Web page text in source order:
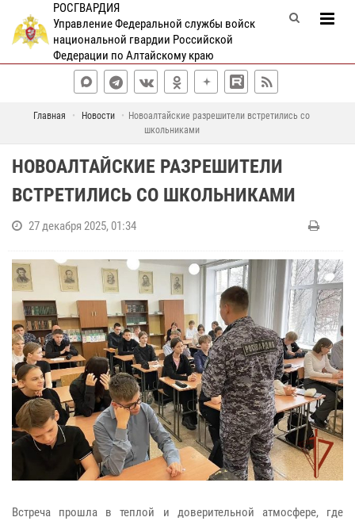
РОСГВАРДИЯ
Управление Федеральной службы войск
национальной гвардии Российской
Федерации по Алтайскому краю
Главная Новости
Новоалтайские разрешители встретились со
школьниками
НОВОАЛТАЙСКИЕ РАЗРЕШИТЕЛИ
ВСТРЕТИЛИСЬ СО ШКОЛЬНИКАМИ
27 декабря 2025, 01:34
Встреча прошла в теплой и доверительной атмосфере, где